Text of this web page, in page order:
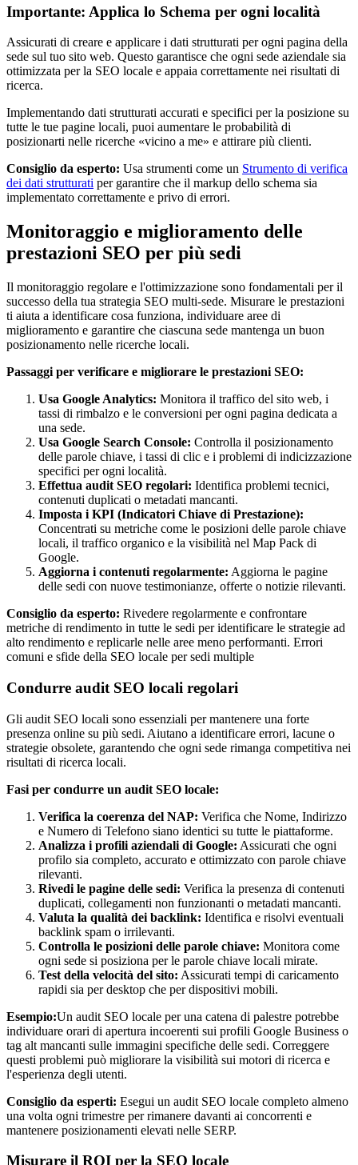
Importante: Applica lo Schema per ogni località
Assicurati di creare e applicare i dati strutturati per ogni pagina della
sede sul tuo sito web. Questo garantisce che ogni sede aziendale sia
ottimizzata per la SEO locale e appaia correttamente nei risultati di
ricerca.
Implementando dati strutturati accurati e specifici per la posizione su
tutte le tue pagine locali, puoi aumentare le probabilità di
posizionarti nelle ricerche «vicino a me» e attirare più clienti.
Consiglio da esperto: Usa strumenti come un Strumento di verifica
dei dati strutturati per garantire che il markup dello schema sia
implementato correttamente e privo di errori.
Monitoraggio e miglioramento delle
prestazioni SEO per più sedi
Il monitoraggio regolare e l'ottimizzazione sono fondamentali per il
successo della tua strategia SEO multi-sede. Misurare le prestazioni
ti aiuta a identificare cosa funziona, individuare aree di
miglioramento e garantire che ciascuna sede mantenga un buon
posizionamento nelle ricerche locali.
Passaggi per verificare e migliorare le prestazioni SEO:
Usa Google Analytics: Monitora il traffico del sito web, i
tassi di rimbalzo e le conversioni per ogni pagina dedicata a
una sede.
Usa Google Search Console: Controlla il posizionamento
delle parole chiave, i tassi di clic e i problemi di indicizzazione
specifici per ogni località.
Effettua audit SEO regolari: Identifica problemi tecnici,
contenuti duplicati o metadati mancanti.
Imposta i KPI (Indicatori Chiave di Prestazione):
Concentrati su metriche come le posizioni delle parole chiave
locali, il traffico organico e la visibilità nel Map Pack di
Google.
Aggiorna i contenuti regolarmente: Aggiorna le pagine
delle sedi con nuove testimonianze, offerte o notizie rilevanti.
Consiglio da esperto: Rivedere regolarmente e confrontare
metriche di rendimento in tutte le sedi per identificare le strategie ad
alto rendimento e replicarle nelle aree meno performanti. Errori
comuni e sfide della SEO locale per sedi multiple
Condurre audit SEO locali regolari
Gli audit SEO locali sono essenziali per mantenere una forte
presenza online su più sedi. Aiutano a identificare errori, lacune o
strategie obsolete, garantendo che ogni sede rimanga competitiva nei
risultati di ricerca locali.
Fasi per condurre un audit SEO locale:
Verifica la coerenza del NAP: Verifica che Nome, Indirizzo
e Numero di Telefono siano identici su tutte le piattaforme.
Analizza i profili aziendali di Google: Assicurati che ogni
profilo sia completo, accurato e ottimizzato con parole chiave
rilevanti.
Rivedi le pagine delle sedi: Verifica la presenza di contenuti
duplicati, collegamenti non funzionanti o metadati mancanti.
Valuta la qualità dei backlink: Identifica e risolvi eventuali
backlink spam o irrilevanti.
Controlla le posizioni delle parole chiave: Monitora come
ogni sede si posiziona per le parole chiave locali mirate.
Test della velocità del sito: Assicurati tempi di caricamento
rapidi sia per desktop che per dispositivi mobili.
Esempio:Un audit SEO locale per una catena di palestre potrebbe
individuare orari di apertura incoerenti sui profili Google Business o
tag alt mancanti sulle immagini specifiche delle sedi. Correggere
questi problemi può migliorare la visibilità sui motori di ricerca e
l'esperienza degli utenti.
Consiglio da esperti: Esegui un audit SEO locale completo almeno
una volta ogni trimestre per rimanere davanti ai concorrenti e
mantenere posizionamenti elevati nelle SERP.
Misurare il ROI per la SEO locale